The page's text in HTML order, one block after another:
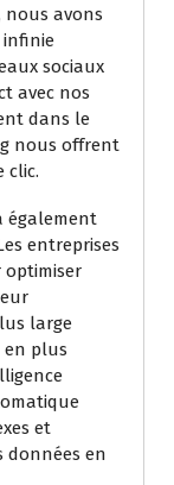
avons
sociaux
avec nos
dans le
nous offrent
clic.
également
entreprises
large
en plus
et
données en